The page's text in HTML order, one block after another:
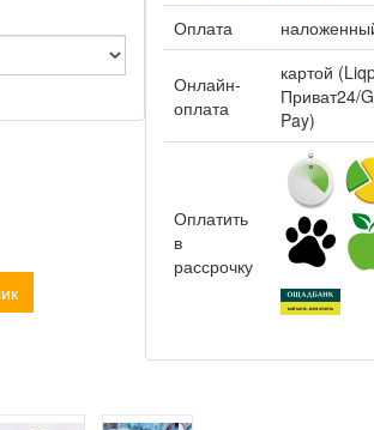
Оплата
Онлайн-
оплата
картой
Приват24/
Pay)
Оплатить
в
рассрочку